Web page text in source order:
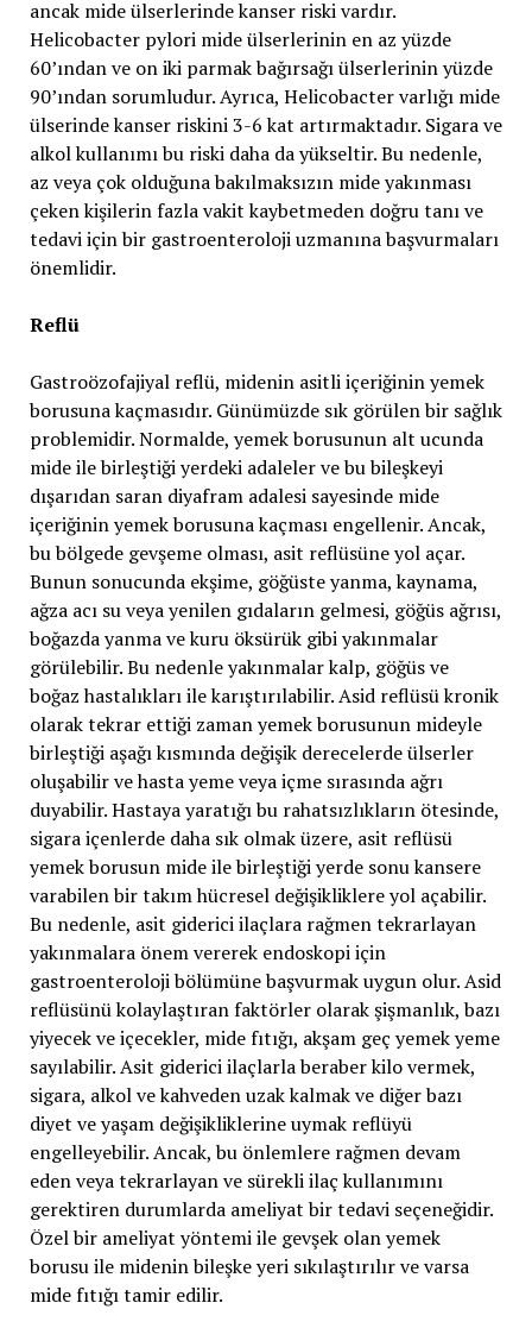
ancak mide ülserlerinde kanser riski vardır.
Helicobacter pylori mide ülserlerinin en az yüzde
60’ından ve on iki parmak bağırsağı ülserlerinin yüzde
90’ından sorumludur. Ayrıca, Helicobacter varlığı mide
ülserinde kanser riskini 3-6 kat artırmaktadır. Sigara ve
alkol kullanımı bu riski daha da yükseltir. Bu nedenle,
az veya çok olduğuna bakılmaksızın mide yakınması
çeken kişilerin fazla vakit kaybetmeden doğru tanı ve
tedavi için bir gastroenteroloji uzmanına başvurmaları
önemlidir.
Reflü
Gastroözofajiyal reflü, midenin asitli içeriğinin yemek
borusuna kaçmasıdır. Günümüzde sık görülen bir sağlık
problemidir. Normalde, yemek borusunun alt ucunda
mide ile birleştiği yerdeki adaleler ve bu bileşkeyi
dışarıdan saran diyafram adalesi sayesinde mide
içeriğinin yemek borusuna kaçması engellenir. Ancak,
bu bölgede gevşeme olması, asit reflüsüne yol açar.
Bunun sonucunda ekşime, göğüste yanma, kaynama,
ağza acı su veya yenilen gıdaların gelmesi, göğüs ağrısı,
boğazda yanma ve kuru öksürük gibi yakınmalar
görülebilir. Bu nedenle yakınmalar kalp, göğüs ve
boğaz hastalıkları ile karıştırılabilir. Asid reflüsü kronik
olarak tekrar ettiği zaman yemek borusunun mideyle
birleştiği aşağı kısmında değişik derecelerde ülserler
oluşabilir ve hasta yeme veya içme sırasında ağrı
duyabilir. Hastaya yaratığı bu rahatsızlıkların ötesinde,
sigara içenlerde daha sık olmak üzere, asit reflüsü
yemek borusun mide ile birleştiği yerde sonu kansere
varabilen bir takım hücresel değişikliklere yol açabilir.
Bu nedenle, asit giderici ilaçlara rağmen tekrarlayan
yakınmalara önem vererek endoskopi için
gastroenteroloji bölümüne başvurmak uygun olur. Asid
reflüsünü kolaylaştıran faktörler olarak şişmanlık, bazı
yiyecek ve içecekler, mide fıtığı, akşam geç yemek yeme
sayılabilir. Asit giderici ilaçlarla beraber kilo vermek,
sigara, alkol ve kahveden uzak kalmak ve diğer bazı
diyet ve yaşam değişikliklerine uymak reflüyü
engelleyebilir. Ancak, bu önlemlere rağmen devam
eden veya tekrarlayan ve sürekli ilaç kullanımını
gerektiren durumlarda ameliyat bir tedavi seçeneğidir.
Özel bir ameliyat yöntemi ile gevşek olan yemek
borusu ile midenin bileşke yeri sıkılaştırılır ve varsa
mide fıtığı tamir edilir.